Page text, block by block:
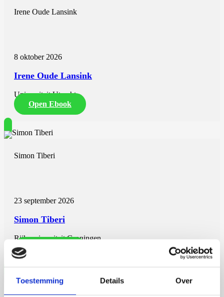
Toestemming Details Over
Irene Oude Lansink
8 oktober 2026
Irene Oude Lansink
Universiteit Utrecht
Open Ebook
Simon Tiberi
23 september 2026
Simon Tiberi
Rijksuniversiteit Groningen